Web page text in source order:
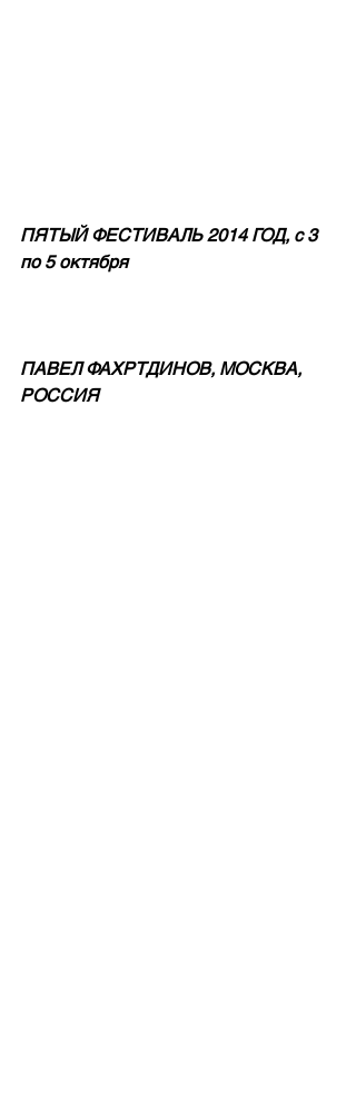
ПЯТЫЙ ФЕСТИВАЛЬ 2014 ГОД, с 3
по 5 октября
ПАВЕЛ ФАХРТДИНОВ, МОСКВА,
РОССИЯ